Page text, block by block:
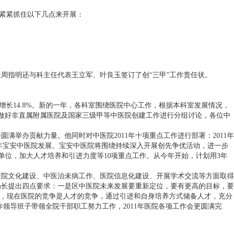
抓住以下几点来开展：
明还与科主任代表王立军、叶良玉签订了创“三甲”工作责任状。
14.8%。新的一年，各科室围绕医院中心工作，根据本科室发展情况，
非直属附属医院及国家三级甲等中医院创建工作进行分组讨论，各位中
举办贡献力量。他同时对中医院2011年十项重点工作进行部署：2011年
安中医院发展。宝安中医院将围绕持续深入开展创先争优活动，进一步
，加大人才培养和引进力度等10项重点工作。从今年开始，计划用3年
化建设、中医治未病工作、医院信息化建设、开展学术交流等方面取得
提出四点要求：一是区中医院未来发展要重新定位，要有更高的目标，要
现在医院的竞争是人才的竞争，通过引进和自身培养方式储备人才，充分
导班子带领全院干部职工努力工作，2011年医院各项工作会更圆满完